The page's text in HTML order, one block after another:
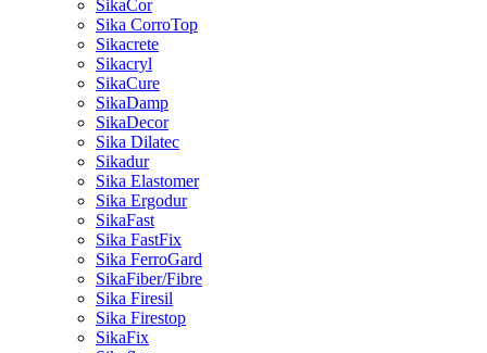
SikaCor
Sika CorroTop
Sikacrete
Sikacryl
SikaCure
SikaDamp
SikaDecor
Sika Dilatec
Sikadur
Sika Elastomer
Sika Ergodur
SikaFast
Sika FastFix
Sika FerroGard
SikaFiber/Fibre
Sika Firesil
Sika Firestop
SikaFix